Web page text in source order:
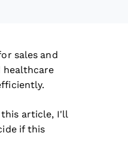
sales and
healthcare
this article, I'll
if this